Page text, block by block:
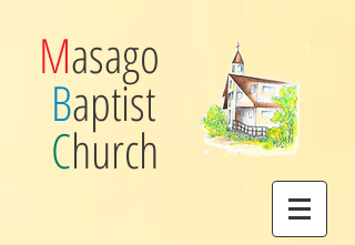
Masago
Baptist
Church